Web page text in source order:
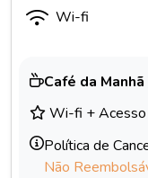
Wi-fi
Café da Manhã
Wi-fi + Acesso
Política de
Não